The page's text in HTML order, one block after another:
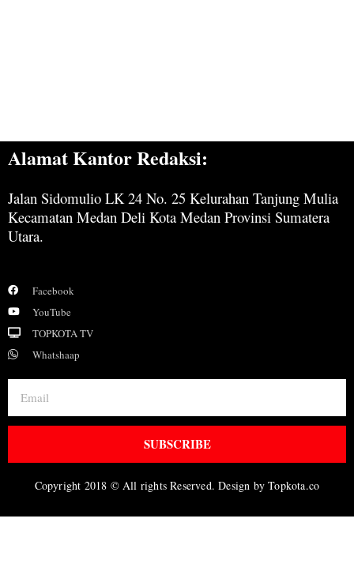
Alamat Kantor Redaksi:
Jalan Sidomulio LK 24 No. 25 Kelurahan Tanjung Mulia
Kecamatan Medan Deli Kota Medan Provinsi Sumatera
Utara.
Facebook
YouTube
TOPKOTA TV
Whatshaap
SUBSCRIBE
Copyright 2018 © All rights Reserved. Design by Topkota.co